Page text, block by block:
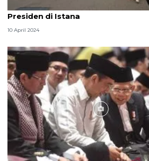
Para menteri ajak keluarga
Presiden di Istana
10 April 2024